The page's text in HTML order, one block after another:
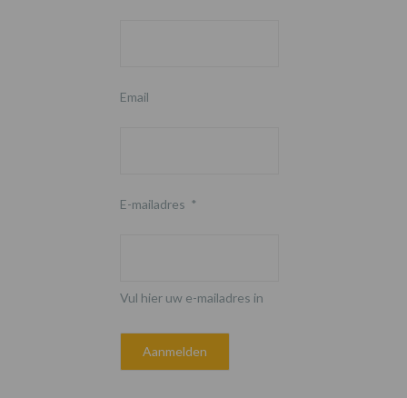
Email
E-mailadres *
Vul hier uw e-mailadres in